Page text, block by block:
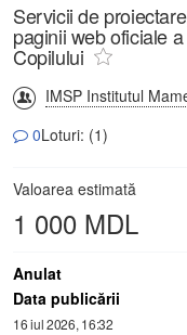
Servicii de
paginii web oficiale
Copilului
IMSP Institutul
0Loturi: (1)
Valoarea estimată
1 000 MDL
Anulat
Data publicării
16 iul 2026, 16:32